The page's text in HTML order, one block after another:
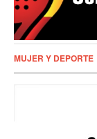
MUJER Y DEPORTE